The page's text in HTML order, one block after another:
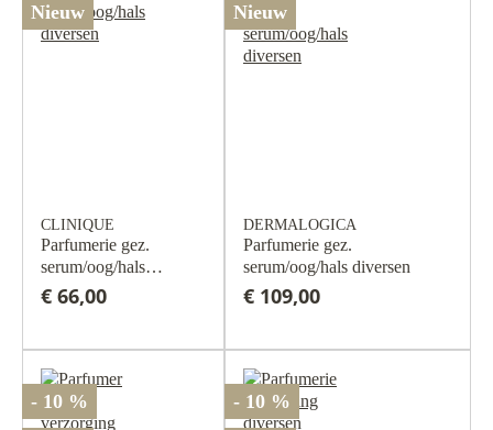
Nieuw
CLINIQUE
Parfumerie gez.
serum/oog/hals
diversen
€ 66,00
Nieuw
DERMALOGICA
Parfumerie gez.
serum/oog/hals diversen
€ 109,00
- 10 %
- 10 %